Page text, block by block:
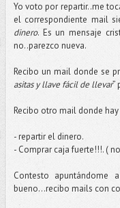
Yo voto por repartir..me
el correspondiente mail
dinero. Es un mensaje
no..parezco nueva.
Recibo un mail donde se
asitas y llave fácil de llevar”
Recibo otro mail donde
- repartir el dinero.
- Comprar caja fuerte!!!. (
Contesto apuntándome
bueno…recibo mails con